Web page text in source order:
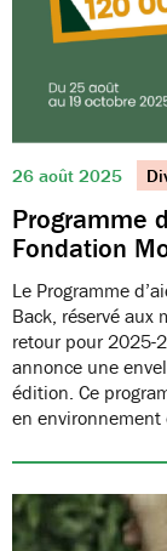
26 août 2025
Programme
Fondation
Le Programme
Back, réservé aux
retour pour 2025-
annonce une
édition. Ce
en environnement